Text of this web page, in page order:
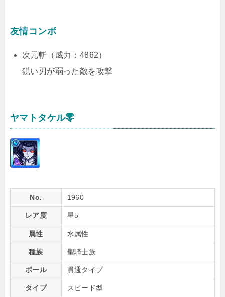
友情コンボ
次元斬（威力：4862）
鋭い刃が弱った敵を攻撃
ヤマトタケル零
No. 1960
レア度 星5
属性 水属性
種族 聖騎士族
ボール 貫通タイプ
タイプ スピード型